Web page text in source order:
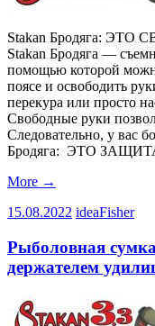
Stakan Бродяга: ЭТО
Stakan Бродяга —
помощью которой
поясе и освободить
перекура или просто
Свободные руки
Следовательно, у вас
Бродяга: ЭТО
More →
15.08.2022 ideaFisher
Рыболовная
держателем